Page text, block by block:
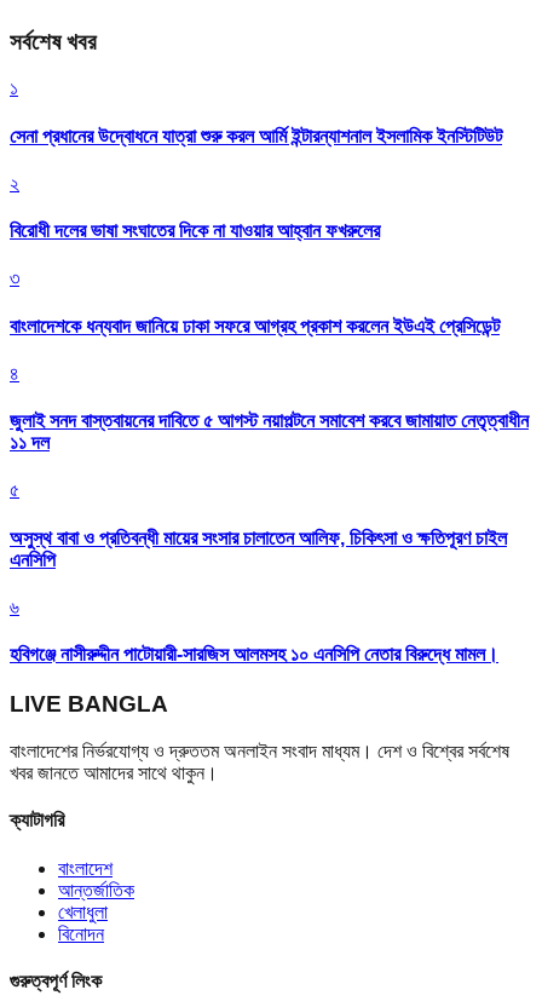
সর্বশেষ খবর
১
সেনা প্রধানের উদ্বোধনে যাত্রা শুরু করল আর্মি ইন্টারন্যাশনাল ইসলামিক ইনস্টিটিউট
২
বিরোধী দলের ভাষা সংঘাতের দিকে না যাওয়ার আহ্বান ফখরুলের
৩
বাংলাদেশকে ধন্যবাদ জানিয়ে ঢাকা সফরে আগ্রহ প্রকাশ করলেন ইউএই প্রেসিডেন্ট
৪
জুলাই সনদ বাস্তবায়নের দাবিতে ৫ আগস্ট নয়াপল্টনে সমাবেশ করবে জামায়াত নেতৃত্বাধীন
১১ দল
৫
অসুস্থ বাবা ও প্রতিবন্ধী মায়ের সংসার চালাতেন আলিফ, চিকিৎসা ও ক্ষতিপূরণ চাইল
এনসিপি
৬
হবিগঞ্জে নাসীরুদ্দীন পাটোয়ারী-সারজিস আলমসহ ১০ এনসিপি নেতার বিরুদ্ধে মামল।
LIVE BANGLA
বাংলাদেশের নির্ভরযোগ্য ও দ্রুততম অনলাইন সংবাদ মাধ্যম। দেশ ও বিশ্বের সর্বশেষ
খবর জানতে আমাদের সাথে থাকুন।
ক্যাটাগরি
বাংলাদেশ
আন্তর্জাতিক
খেলাধুলা
বিনোদন
গুরুত্বপূর্ণ লিংক